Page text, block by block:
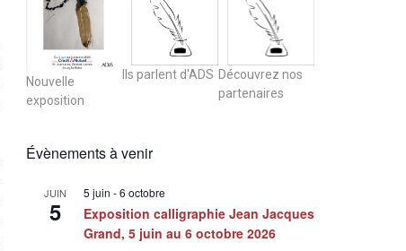
Nouvelle
exposition
Ils parlent d'ADS Découvrez nos
partenaires
Évènements à venir
JUIN
5
5 juin -6 octobre
Exposition calligraphie Jean Jacques
Grand, 5 juin au 6 octobre 2026